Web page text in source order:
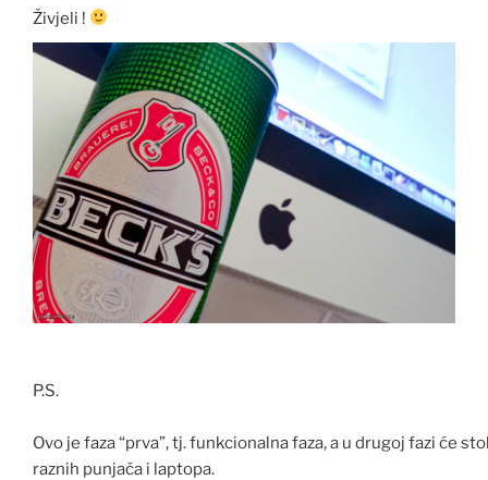
Živjeli !
P.S.
Ovo je faza “prva”, tj. funkcionalna faza, a u drugoj fazi će
raznih punjača i laptopa.